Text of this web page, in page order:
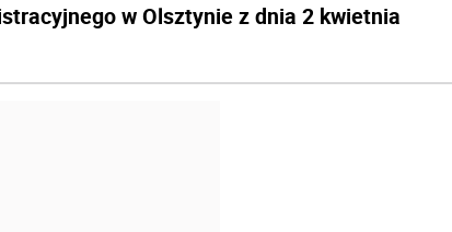
w Olsztynie z dnia 2 kwietnia